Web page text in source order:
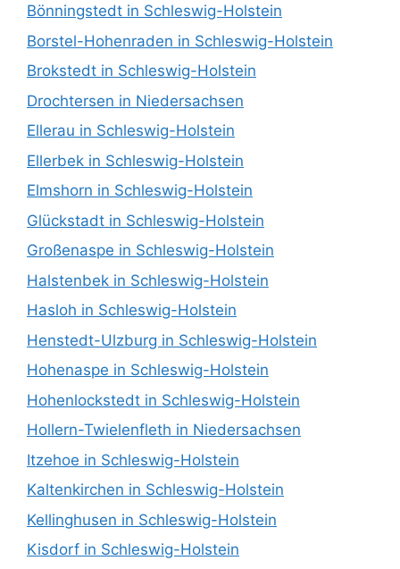
Bönningstedt in Schleswig-Holstein
Borstel-Hohenraden in Schleswig-Holstein
Brokstedt in Schleswig-Holstein
Drochtersen in Niedersachsen
Ellerau in Schleswig-Holstein
Ellerbek in Schleswig-Holstein
Elmshorn in Schleswig-Holstein
Glückstadt in Schleswig-Holstein
Großenaspe in Schleswig-Holstein
Halstenbek in Schleswig-Holstein
Hasloh in Schleswig-Holstein
Henstedt-Ulzburg in Schleswig-Holstein
Hohenaspe in Schleswig-Holstein
Hohenlockstedt in Schleswig-Holstein
Hollern-Twielenfleth in Niedersachsen
Itzehoe in Schleswig-Holstein
Kaltenkirchen in Schleswig-Holstein
Kellinghusen in Schleswig-Holstein
Kisdorf in Schleswig-Holstein